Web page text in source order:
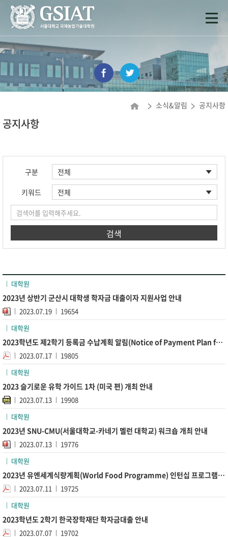
소식&알림 공지사항
공지사항
구분
키워드
검색
대학원
2023년 상반기 군산시 대학생 학자금 대출이자 지원사업 안내
2023.07.19
19654
대학원
2023학년도 제2학기 등록금 수납계획 알림(Notice of Payment Plan for the 2023 Academi...
2023.07.17
19805
대학원
2023 슬기로운 유학 가이드 1차 (미국 편) 개최 안내
2023.07.13
19908
대학원
2023년 SNU-CMU(서울대학교-카네기 멜런 대학교) 워크숍 개최 안내
2023.07.13
19776
대학원
2023년 유엔세계식량계획(World Food Programme) 인턴십 프로그램 참가자 모집 안내
2023.07.11
19725
대학원
2023학년도 2학기 한국장학재단 학자금대출 안내
2023.07.07
19702